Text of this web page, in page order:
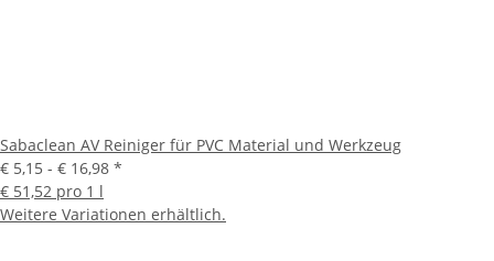
Sabaclean AV Reiniger für PVC Material und Werkzeug
€ 5,15 - € 16,98 *
€ 51,52 pro 1 l
Weitere Variationen erhältlich.